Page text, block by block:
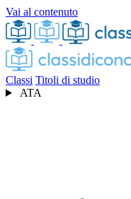
Vai al contenuto
Classi Titoli di studio
ATA